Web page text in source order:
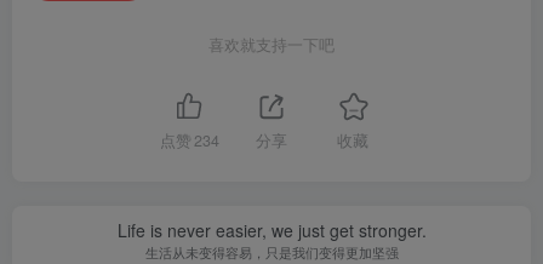
喜欢就支持一下吧
点赞 234 分享 收藏
Life is never easier, we just get stronger.
生活从未变得容易，只是我们变得更加坚强